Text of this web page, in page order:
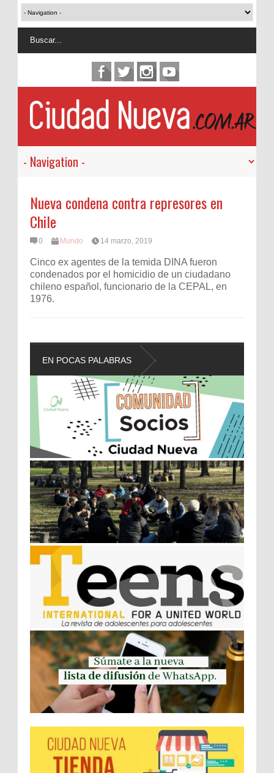
Nueva condena contra represores en
Chile
0 Mundo 14 marzo, 2019
Cinco ex agentes de la temida DINA fueron
condenados por el homicidio de un ciudadano
chileno español, funcionario de la CEPAL, en
1976.
EN POCAS PALABRAS